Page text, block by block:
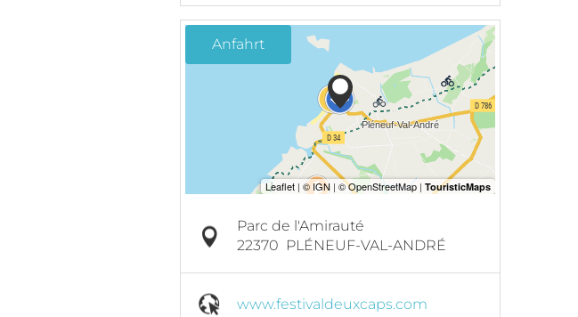
Anfahrt
Parc de l'Amirauté
22370 PLÉNEUF-VAL-ANDRÉ
www.festivaldeuxcaps.com